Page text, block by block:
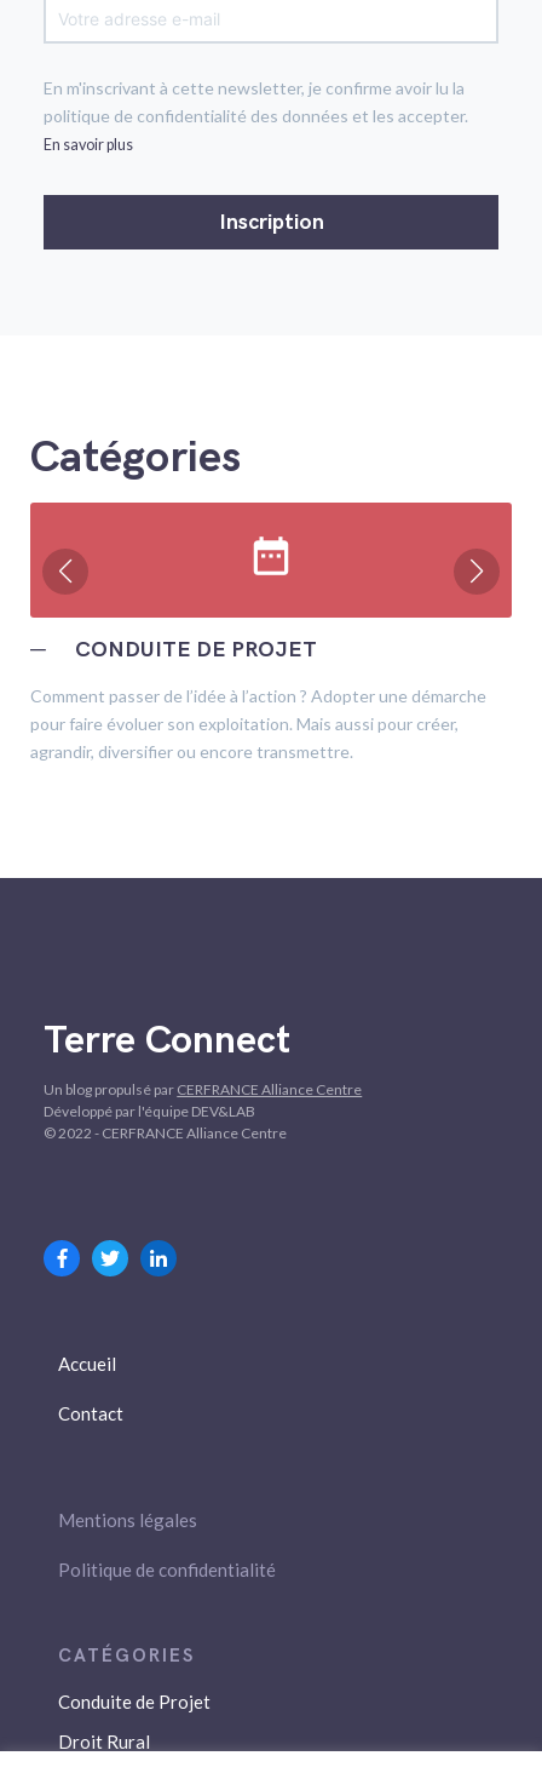
En m'inscrivant à cette newsletter, je confirme avoir lu la
politique de confidentialité des données et les accepter.
En savoir plus
Catégories
date_range
─ CONDUITE DE PROJET
Comment passer de l’idée à l’action ? Adopter une démarche
pour faire évoluer son exploitation. Mais aussi pour créer,
agrandir, diversifier ou encore transmettre.
Terre Connect
Un blog propulsé par CERFRANCE Alliance Centre
Développé par l'équipe DEV&LAB
© 2022 - CERFRANCE Alliance Centre
Accueil
Contact
Mentions légales
Politique de confidentialité
Conduite de Projet
Droit Rural